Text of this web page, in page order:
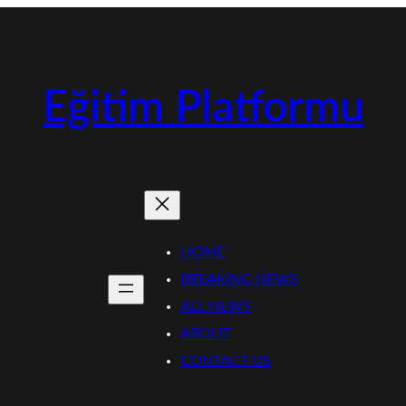
Eğitim Platformu
HOME
BREAKING NEWS
ALL NEWS
ABOUT
CONTACT US